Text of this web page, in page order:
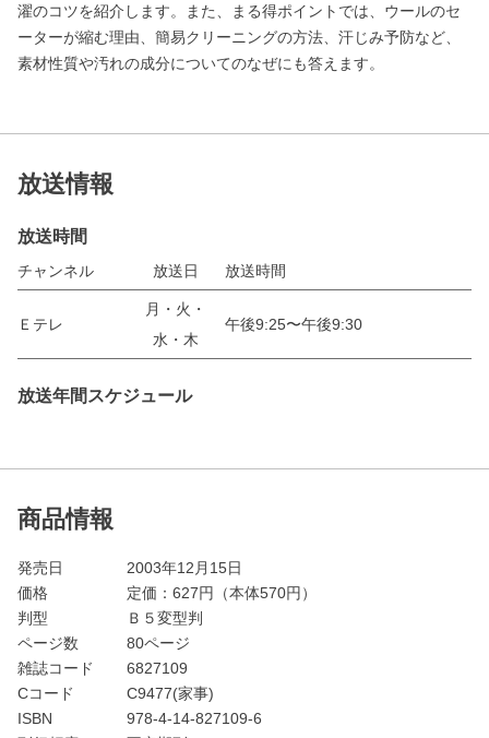
濯のコツを紹介します。また、まる得ポイントでは、ウールのセ
ーターが縮む理由、簡易クリーニングの方法、汗じみ予防など、
素材性質や汚れの成分についてのなぜにも答えます。
放送情報
放送時間
チャンネル 放送日 放送時間
Ｅテレ
月・火・
水・木
午後9:25〜午後9:30
放送年間スケジュール
商品情報
発売日
2003年12月15日
価格
定価： 627円（本体570円）
判型
Ｂ５変型判
ページ数
80ページ
雑誌コード
6827109
Cコード
C9477(家事)
ISBN
978-4-14-827109-6